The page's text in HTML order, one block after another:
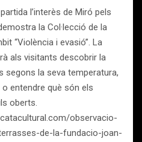
l’interès de Miró pels
la Col·lecció de la
“Violència i evasió”. La
als visitants descobrir la
segons la seva temperatura,
entendre què són els
oberts.
observacio-
de-la-fundacio-joan-